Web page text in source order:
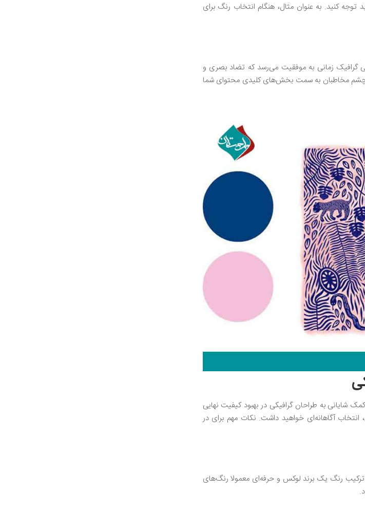
توجه کنید. به عنوان مثال، هنگام انتخاب رنگ برای
گرافیک زمانی به موفقیت می‌رسد که تضاد بصری و
چشم مخاطبان به سمت بخش‌های کلیدی محتوای شما
به طراحان گرافیکی در بهبود کیفیت نهایی
آگاهانه‌ای خواهید داشت. نکات مهم برای در
ترکیب رنگ یک برند لوکس و حرفه‌ای معمولا رنگ‌های